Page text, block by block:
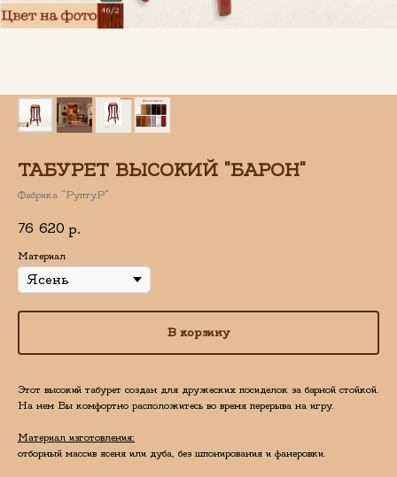
ТАБУРЕТ ВЫСОКИЙ "БАРОН"
Фабрика "РуптуР"
76 620 р.
Материал
В корзину
Этот высокий табурет создан для дружеских посиделок за барной стойкой.
На нем Вы комфортно расположитесь во время перерыва на игру.
Материал изготовления:
отборный массив ясеня или дуба, без шпонирования и фанеровки.